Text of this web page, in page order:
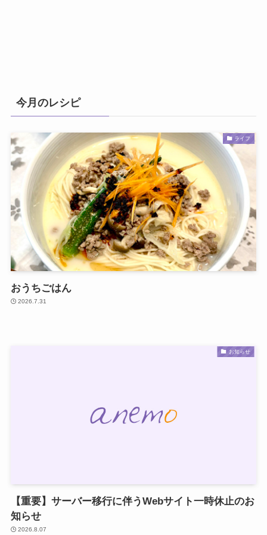
今月のレシピ
ライフ
おうちごはん
2026.7.31
お知らせ
【重要】サーバー移行に伴うWebサイト一時休止のお
知らせ
2026.8.07